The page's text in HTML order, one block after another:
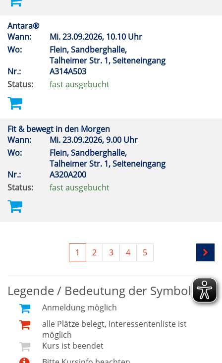
Antara®
Wann:
Mi.23.09.2026, 10.10 Uhr
Wo:
Flein, Sandberghalle,
Talheimer Str. 1, Seiteneingang
Nr.:
A314A503
Status:
fast ausgebucht
Fit & bewegt in den Morgen
Wann:
Mi.23.09.2026, 9.00 Uhr
Wo:
Flein, Sandberghalle,
Talheimer Str. 1, Seiteneingang
Nr.:
A320A200
Status:
fast ausgebucht
1 2 3 4 5
Legende / Bedeutung der Symbole
Anmeldung möglich
alle Plätze belegt, Interessentenliste ist
möglich
Kurs ist beendet